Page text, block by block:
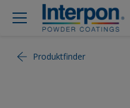
Produktfinder